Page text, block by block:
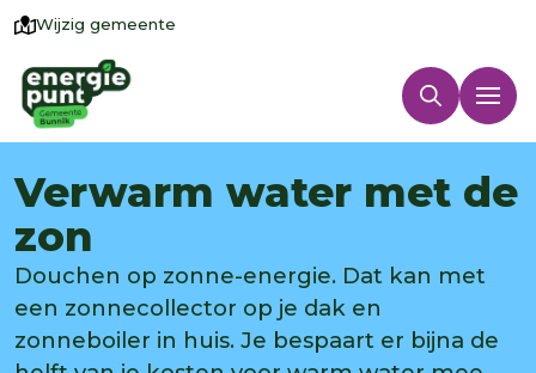
Wijzig gemeente
Verwarm water met de
zon
Douchen op zonne-energie. Dat kan met
een zonnecollector op je dak en
zonneboiler in huis. Je bespaart er bijna de